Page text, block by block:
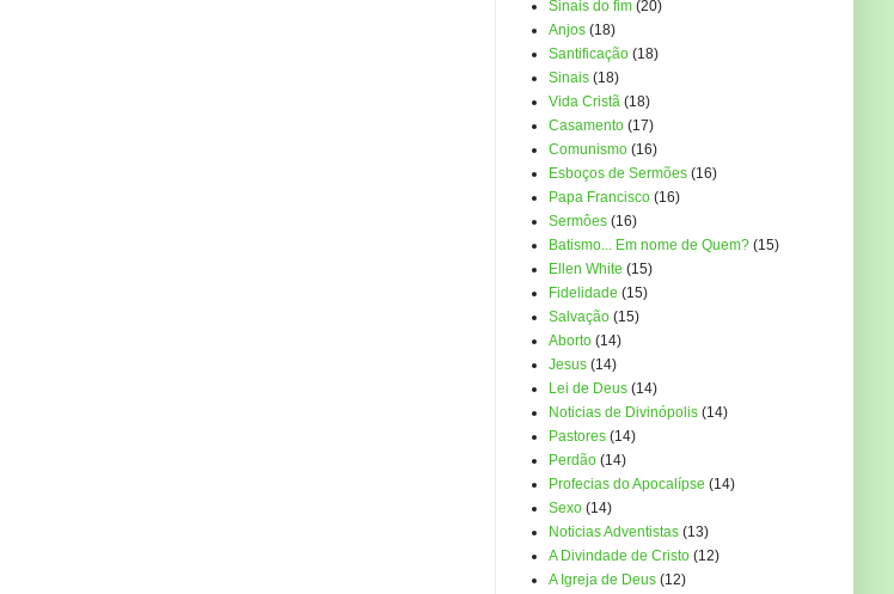
Sinais do fim (20)
Anjos (18)
Santificação (18)
Sinais (18)
Vida Cristã (18)
Casamento (17)
Comunismo (16)
Esboços de Sermões (16)
Papa Francisco (16)
Sermôes (16)
Batismo... Em nome de Quem? (15)
Ellen White (15)
Fidelidade (15)
Salvação (15)
Aborto (14)
Jesus (14)
Lei de Deus (14)
Noticias de Divinópolis (14)
Pastores (14)
Perdão (14)
Profecias do Apocalípse (14)
Sexo (14)
Noticias Adventistas (13)
A Divindade de Cristo (12)
A Igreja de Deus (12)